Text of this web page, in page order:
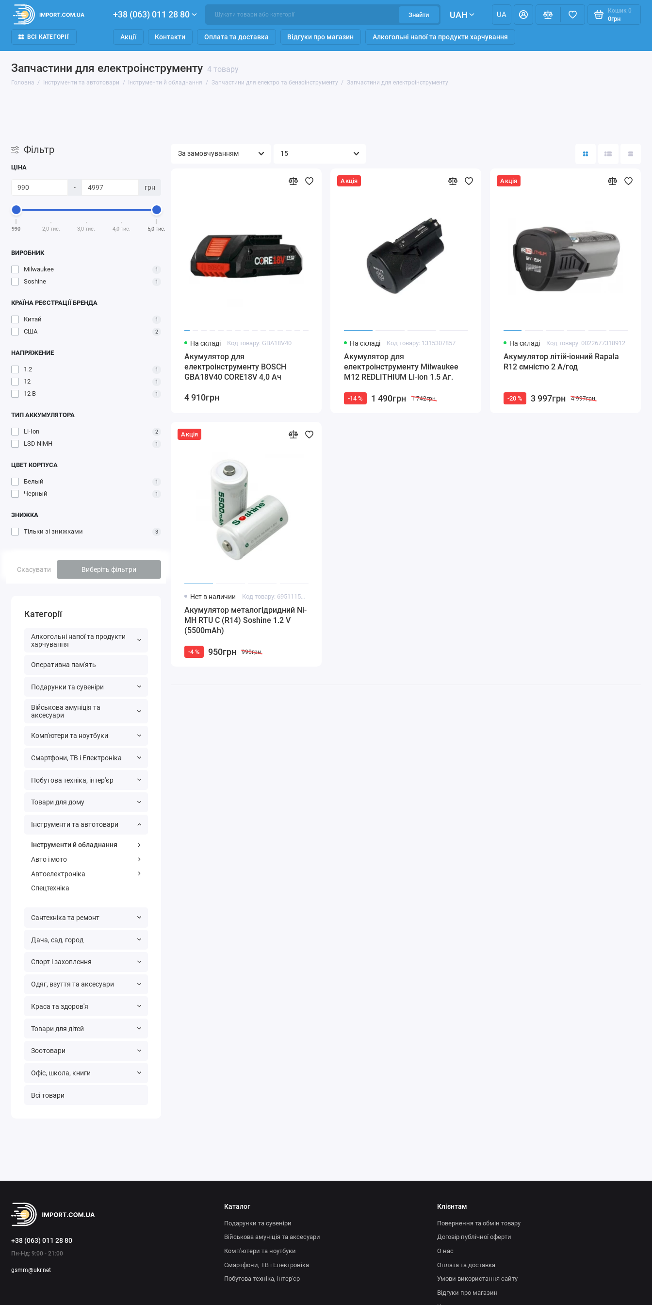
+38 (063) 011 28 80 Знайти UAH UA Кошик 0
0грн
ВСІ КАТЕГОРІЇ Акції Контакти Оплата та доставка Відгуки про магазин Алкогольні напої та продукти харчування
Запчастини для електроінструменту 4 товару
Головна Інструменти та автотовари Інструменти й обладнання Запчастини для електро та бензоінструменту Запчастини для електроінструменту
Фільтр
ЦІНА
- грн
990 2,0 тис. 3,0 тис. 4,0 тис. 5,0 тис.
ВИРОБНИК
Milwaukee 1
Soshine 1
КРАЇНА РЕЄСТРАЦІЇ БРЕНДА
Китай 1
США 2
НАПРЯЖЕНИЕ
1.2 1
12 1
12 В 1
ТИП АККУМУЛЯТОРА
Li-Ion 2
LSD NiMH 1
ЦВЕТ КОРПУСА
Белый 1
Черный 1
ЗНИЖКА
Тільки зі знижками 3
Скасувати Виберіть фільтри
Категорії
Алкогольні напої та продукти
харчування
Оперативна пам'ять
Подарунки та сувеніри
Військова амуніція та
аксесуари
Комп'ютери та ноутбуки
Смартфони, ТВ і Електроніка
Побутова техніка, інтер'єр
Товари для дому
Інструменти та автотовари
Інструменти й обладнання
Авто і мото
Автоелектроніка
Спецтехніка
Сантехніка та ремонт
Дача, сад, город
Спорт і захоплення
Одяг, взуття та аксесуари
Краса та здоров'я
Товари для дітей
Зоотовари
Офіс, школа, книги
Всі товари
На складі Код товару: GBA18V40
Акумулятор для
електроінструменту BOSCH
GBA18V40 CORE18V 4,0 Ач
4 910грн
Акція
На складі Код товару: 1315307857
Акумулятор для
електроінструменту Milwaukee
M12 REDLITHIUM Li-ion 1.5 Аг.
-14 % 1 490грн 1 742грн
Акція
На складі Код товару: 0022677318912
Акумулятор літій-іонний Rapala
R12 ємністю 2 А/год
-20 % 3 997грн 4 997грн
Акція
Нет в наличии Код товару: 69511151511621
Акумулятор металогідридний Ni-
MH RTU C (R14) Soshine 1.2 V
(5500mAh)
-4 % 950грн 990грн
+38 (063) 011 28 80
Пн-Нд: 9:00 - 21:00
gsmm@ukr.net
Каталог
Подарунки та сувеніри
Військова амуніція та аксесуари
Комп'ютери та ноутбуки
Смартфони, ТВ і Електроніка
Побутова техніка, інтер'єр
Клієнтам
Повернення та обмін товару
Договір публічної оферти
О нас
Оплата та доставка
Умови використання сайту
Відгуки про магазин